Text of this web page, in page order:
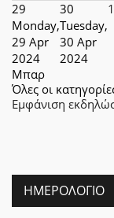
29
Monday,
29 Apr
2024
30
Tuesday,
30 Apr
2024
1
Μπαρ
Όλες οι
Εμφάνιση
ΗΜΕΡΟΛΌΓΙΟ